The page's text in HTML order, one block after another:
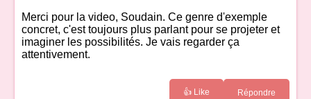
Merci pour la video, Soudain. Ce genre d'exemple
concret, c'est toujours plus parlant pour se projeter et
imaginer les possibilités. Je vais regarder ça
attentivement.
👍 Like Répondre